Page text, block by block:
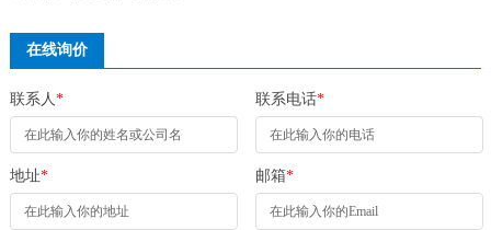
在线询价
联系人* 联系电话*
地址* 邮箱*